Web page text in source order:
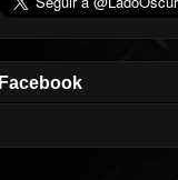
Facebook